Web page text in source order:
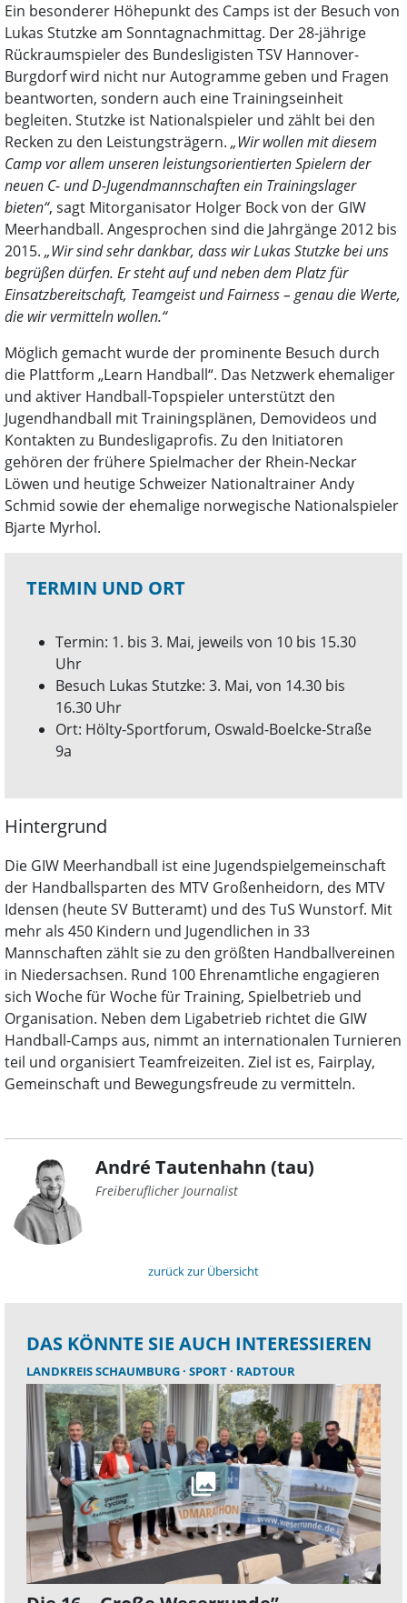
Ein besonderer Höhepunkt des Camps ist der Besuch von
Lukas Stutzke am Sonntagnachmittag. Der 28-jährige
Rückraumspieler des Bundesligisten TSV Hannover-
Burgdorf wird nicht nur Autogramme geben und Fragen
beantworten, sondern auch eine Trainingseinheit
begleiten. Stutzke ist Nationalspieler und zählt bei den
Recken zu den Leistungsträgern. „Wir wollen mit diesem
Camp vor allem unseren leistungsorientierten Spielern der
neuen C- und D-Jugendmannschaften ein Trainingslager
bieten“, sagt Mitorganisator Holger Bock von der GIW
Meerhandball. Angesprochen sind die Jahrgänge 2012 bis
2015. „Wir sind sehr dankbar, dass wir Lukas Stutzke bei uns
begrüßen dürfen. Er steht auf und neben dem Platz für
Einsatzbereitschaft, Teamgeist und Fairness – genau die Werte,
die wir vermitteln wollen.“
Möglich gemacht wurde der prominente Besuch durch
die Plattform „Learn Handball“. Das Netzwerk ehemaliger
und aktiver Handball-Topspieler unterstützt den
Jugendhandball mit Trainingsplänen, Demovideos und
Kontakten zu Bundesligaprofis. Zu den Initiatoren
gehören der frühere Spielmacher der Rhein-Neckar
Löwen und heutige Schweizer Nationaltrainer Andy
Schmid sowie der ehemalige norwegische Nationalspieler
Bjarte Myrhol.
TERMIN UND ORT
Termin: 1. bis 3. Mai, jeweils von 10 bis 15.30
Uhr
Besuch Lukas Stutzke: 3. Mai, von 14.30 bis
16.30 Uhr
Ort: Hölty-Sportforum, Oswald-Boelcke-Straße
9a
Hintergrund
Die GIW Meerhandball ist eine Jugendspielgemeinschaft
der Handballsparten des MTV Großenheidorn, des MTV
Idensen (heute SV Butteramt) und des TuS Wunstorf. Mit
mehr als 450 Kindern und Jugendlichen in 33
Mannschaften zählt sie zu den größten Handballvereinen
in Niedersachsen. Rund 100 Ehrenamtliche engagieren
sich Woche für Woche für Training, Spielbetrieb und
Organisation. Neben dem Ligabetrieb richtet die GIW
Handball-Camps aus, nimmt an internationalen Turnieren
teil und organisiert Teamfreizeiten. Ziel ist es, Fairplay,
Gemeinschaft und Bewegungsfreude zu vermitteln.
André Tautenhahn (tau)
Freiberuflicher Journalist
zurück zur Übersicht
DAS KÖNNTE SIE AUCH INTERESSIEREN
LANDKREIS SCHAUMBURG SPORT RADTOUR